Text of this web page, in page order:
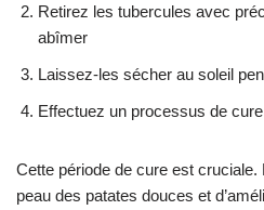
Retirez les tubercules avec
abîmer
Laissez-les sécher au soleil
Effectuez un processus de
Cette période de cure est
peau des patates douces et